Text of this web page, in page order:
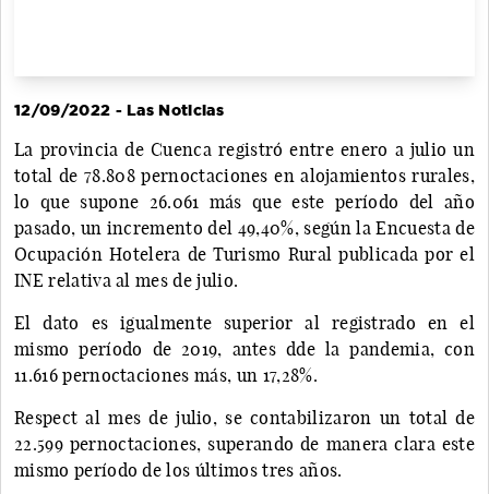
12/09/2022 - Las Noticias
La provincia de Cuenca registró entre enero a julio un
total de 78.808 pernoctaciones en alojamientos rurales,
lo que supone 26.061 más que este período del año
pasado, un incremento del 49,40%, según la Encuesta de
Ocupación Hotelera de Turismo Rural publicada por el
INE relativa al mes de julio.
El dato es igualmente superior al registrado en el
mismo período de 2019, antes dde la pandemia, con
11.616 pernoctaciones más, un 17,28%.
Respect al mes de julio, se contabilizaron un total de
22.599 pernoctaciones, superando de manera clara este
mismo período de los últimos tres años.